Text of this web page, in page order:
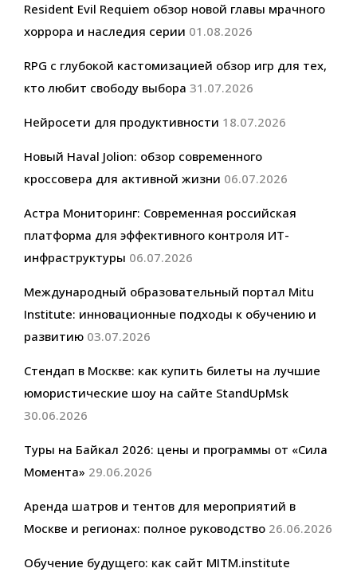
Resident Evil Requiem обзор новой главы мрачного
хоррора и наследия серии 01.08.2026
RPG с глубокой кастомизацией обзор игр для тех,
кто любит свободу выбора 31.07.2026
Нейросети для продуктивности 18.07.2026
Новый Haval Jolion: обзор современного
кроссовера для активной жизни 06.07.2026
Астра Мониторинг: Современная российская
платформа для эффективного контроля ИТ-
инфраструктуры 06.07.2026
Международный образовательный портал Mitu
Institute: инновационные подходы к обучению и
развитию 03.07.2026
Стендап в Москве: как купить билеты на лучшие
юмористические шоу на сайте StandUpMsk
30.06.2026
Туры на Байкал 2026: цены и программы от «Сила
Момента» 29.06.2026
Аренда шатров и тентов для мероприятий в
Москве и регионах: полное руководство 26.06.2026
Обучение будущего: как сайт MITM.institute